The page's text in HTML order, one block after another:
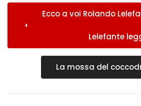
Ecco a voi Rolando
Lelefante
La mossa del